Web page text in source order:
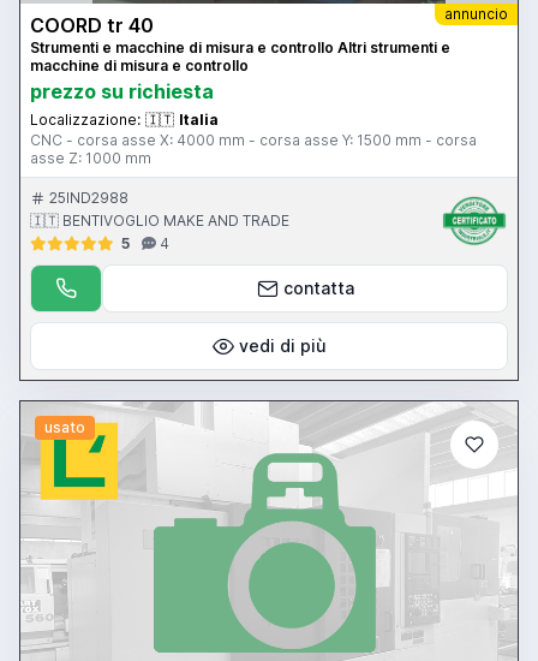
annuncio
COORD tr 40
Strumenti e macchine di misura e controllo Altri strumenti e
macchine di misura e controllo
prezzo su richiesta
Localizzazione: 🇮🇹 Italia
CNC - corsa asse X: 4000 mm - corsa asse Y: 1500 mm - corsa
asse Z: 1000 mm
25IND2988
🇮🇹 BENTIVOGLIO MAKE AND TRADE
5
4
contatta
vedi di più
usato